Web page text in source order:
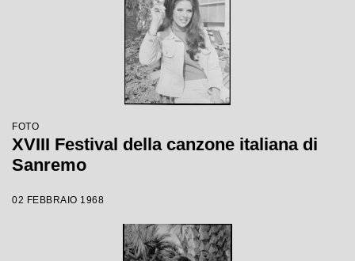
FOTO
XVIII Festival della canzone italiana di
Sanremo
02 FEBBRAIO 1968